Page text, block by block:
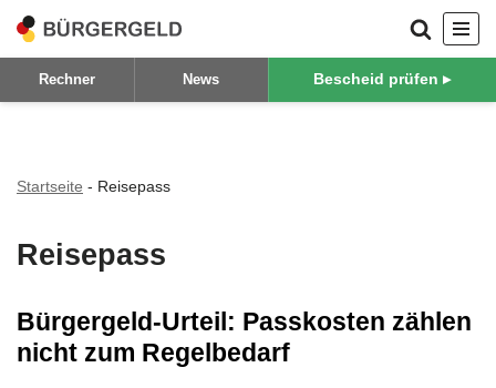
Zum
Inhalt
Rechner News Bescheid prüfen ▸
Startseite - Reisepass
Reisepass
Bürgergeld-Urteil: Passkosten zählen
nicht zum Regelbedarf